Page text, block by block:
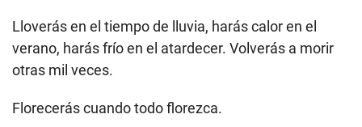
Lloverás en el tiempo de lluvia, harás calor en el
verano, harás frío en el atardecer. Volverás a morir
otras mil veces.
Florecerás cuando todo florezca.